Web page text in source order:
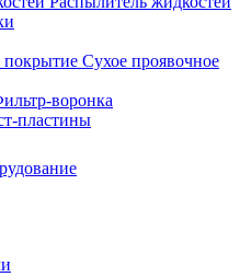
Сухое проявочное
воронка
пластины